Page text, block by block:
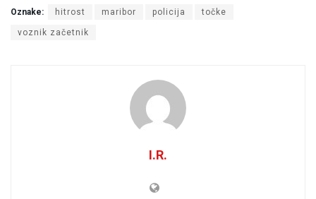
Oznake: hitrost maribor policija točke
voznik začetnik
I.R.